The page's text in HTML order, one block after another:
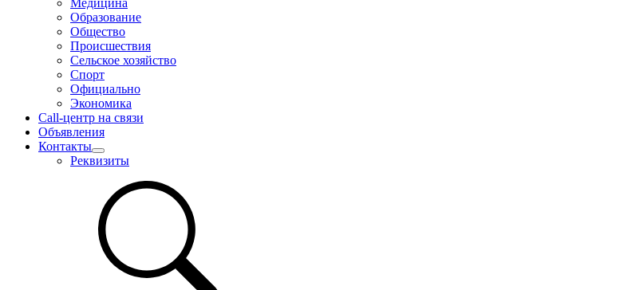
Медицина
Образование
Общество
Происшествия
Сельское хозяйство
Спорт
Официально
Экономика
Call-центр на связи
Объявления
Контакты
Реквизиты